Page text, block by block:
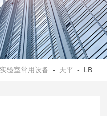
实验室常用设备 - 天平 - LB-FA1265十万分之一天平称重传感器